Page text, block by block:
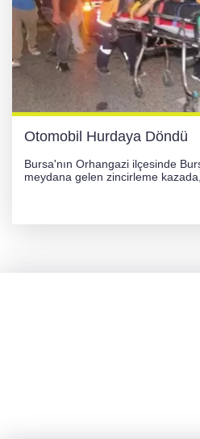
Otomobil Hurdaya Döndü
Bursa'nın Orhangazi ilçesinde
meydana gelen zincirleme